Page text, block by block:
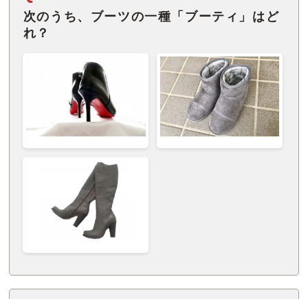
次のうち、ブーツの一種「ブーティ」はど
れ？